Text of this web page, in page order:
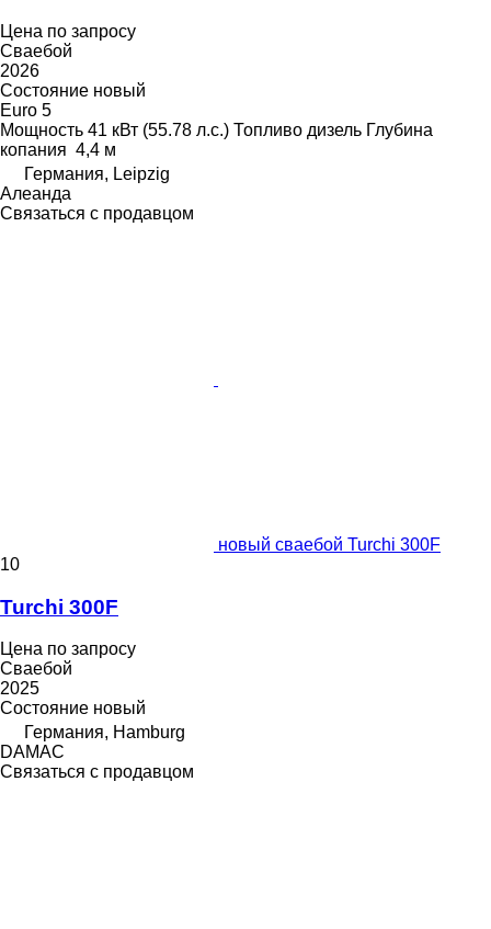
Цена по запросу
Сваебой
2026
Состояние новый
Euro 5
Мощность 41 кВт (55.78 л.с.) Топливо дизель Глубина
копания 4,4 м
Германия, Leipzig
Алеанда
Связаться с продавцом
новый сваебой Turchi 300F
10
Turchi 300F
Цена по запросу
Сваебой
2025
Состояние новый
Германия, Hamburg
DAMAC
Связаться с продавцом